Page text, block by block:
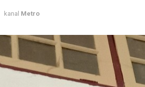
kanal Metro